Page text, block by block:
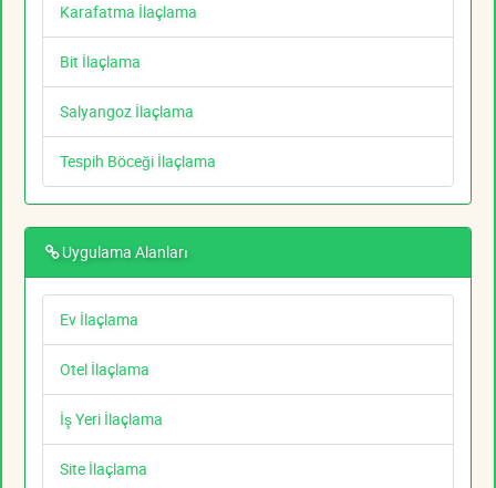
Karafatma İlaçlama
Bit İlaçlama
Salyangoz İlaçlama
Tespih Böceği İlaçlama
Uygulama Alanları
Ev İlaçlama
Otel İlaçlama
İş Yeri İlaçlama
Site İlaçlama